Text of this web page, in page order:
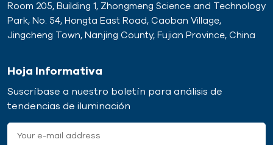
Room 205, Building 1, Zhongmeng Science and Technology
Park, No. 54, Hongta East Road, Caoban Village,
Jingcheng Town, Nanjing County, Fujian Province, China
Hoja Informativa
Suscríbase a nuestro boletín para análisis de
tendencias de iluminación